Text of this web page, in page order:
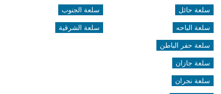
سلعة حائل
سلعة الباحه
سلعة حفر الباطن
سلعة جازان
سلعة نجران
سلعة الجنوب
سلعة الشرقية